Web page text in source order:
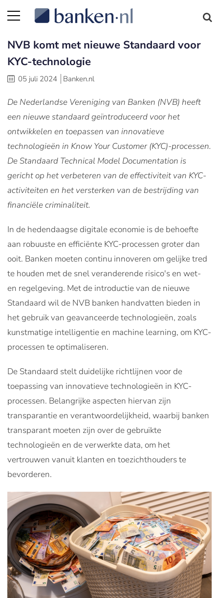
NVB komt met nieuwe Standaard voor
KYC-technologie
05 juli 2024 Banken.nl
De Nederlandse Vereniging van Banken (NVB) heeft
een nieuwe standaard geïntroduceerd voor het
ontwikkelen en toepassen van innovatieve
technologieën in Know Your Customer (KYC)-processen.
De Standaard Technical Model Documentation is
gericht op het verbeteren van de effectiviteit van KYC-
activiteiten en het versterken van de bestrijding van
financiële criminaliteit.
In de hedendaagse digitale economie is de behoefte
aan robuuste en efficiënte KYC-processen groter dan
ooit. Banken moeten continu innoveren om gelijke tred
te houden met de snel veranderende risico's en wet-
en regelgeving. Met de introductie van de nieuwe
Standaard wil de NVB banken handvatten bieden in
het gebruik van geavanceerde technologieën, zoals
kunstmatige intelligentie en machine learning, om KYC-
processen te optimaliseren.
De Standaard stelt duidelijke richtlijnen voor de
toepassing van innovatieve technologieën in KYC-
processen. Belangrijke aspecten hiervan zijn
transparantie en verantwoordelijkheid, waarbij banken
transparant moeten zijn over de gebruikte
technologieën en de verwerkte data, om het
vertrouwen vanuit klanten en toezichthouders te
bevorderen.